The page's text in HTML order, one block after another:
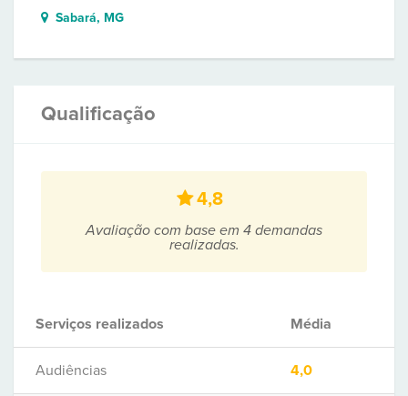
Sabará, MG
Qualificação
4,8
Avaliação com base em 4 demandas
realizadas.
Serviços realizados Média
Audiências 4,0